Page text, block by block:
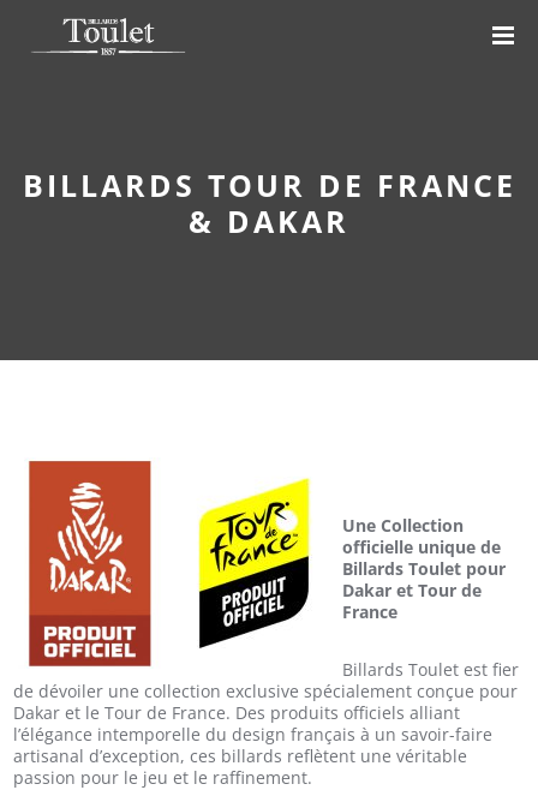
BILLARDS TOUR DE FRANCE
& DAKAR
Une Collection
officielle unique de
Billards Toulet pour
Dakar et Tour de
France
Billards Toulet est fier
de dévoiler une collection exclusive spécialement conçue pour
Dakar et le Tour de France. Des produits officiels alliant
l’élégance intemporelle du design français à un savoir-faire
artisanal d’exception, ces billards reflètent une véritable
passion pour le jeu et le raffinement.